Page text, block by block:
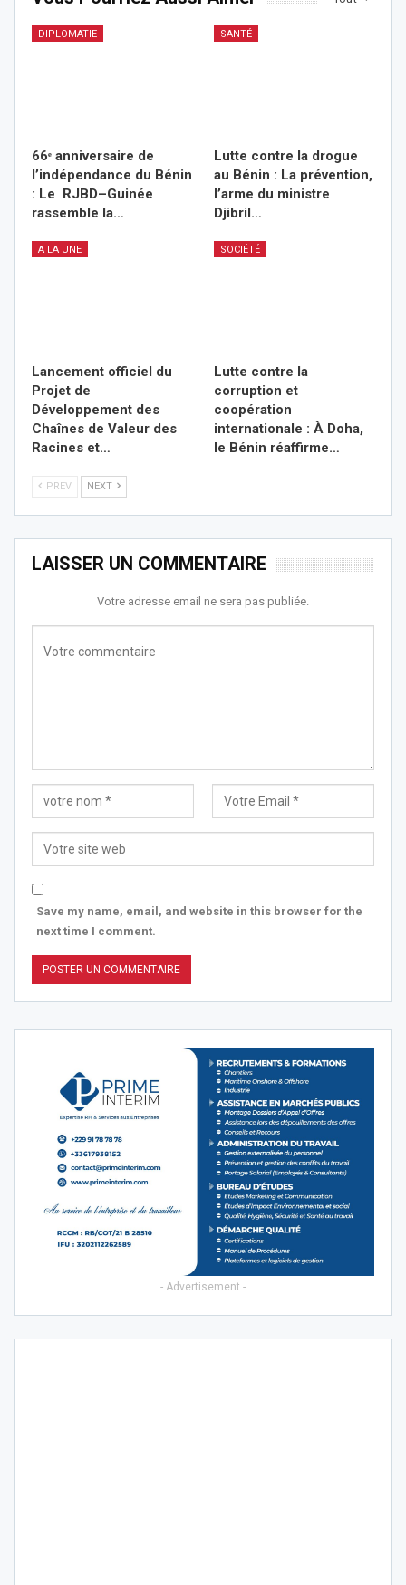
DIPLOMATIE
66ᵉ anniversaire de
l’indépendance du Bénin
: Le RJBD–Guinée
rassemble la…
SANTÉ
Lutte contre la drogue
au Bénin : La prévention,
l’arme du ministre
Djibril…
A LA UNE
Lancement officiel du
Projet de
Développement des
Chaînes de Valeur des
Racines et…
SOCIÉTÉ
Lutte contre la
corruption et
coopération
internationale : À Doha,
le Bénin réaffirme…
PREV NEXT
LAISSER UN COMMENTAIRE
Votre adresse email ne sera pas publiée.
Save my name, email, and website in this browser for the
next time I comment.
- Advertisement -